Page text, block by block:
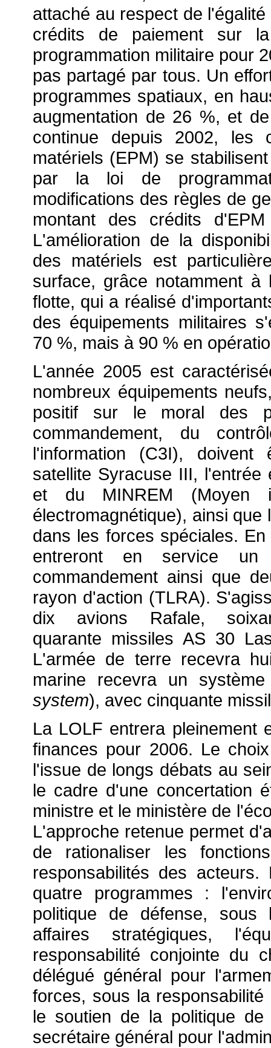
attaché au respect de
crédits de paiement sur
programmation militaire pour
pas partagé par tous. Un
programmes spatiaux, en
augmentation de 26 %, et
continue depuis 2002, les
matériels (EPM) se
par la loi de
modifications des règles de
montant des crédits
L'amélioration de la
des matériels est
surface, grâce notamment
flotte, qui a réalisé
des équipements militaires
70 %, mais à 90 % en
L'année 2005 est
nombreux équipements
positif sur le moral des
commandement, du
l'information (C3I),
satellite Syracuse III,
et du MINREM (Moyen
électromagnétique), ainsi
dans les forces spéciales.
entreront en service
commandement ainsi que
rayon d'action (TLRA).
dix avions Rafale,
quarante missiles AS 30
L'armée de terre recevra
marine recevra un
system), avec cinquante
La LOLF entrera pleinement
finances pour 2006. Le
l'issue de longs débats au
le cadre d'une concertation
ministre et le ministère de
L'approche retenue permet
de rationaliser les
responsabilités des
quatre programmes :
politique de défense, sous
affaires stratégiques,
responsabilité conjointe du
délégué général pour
forces, sous la
le soutien de la politique
secrétaire général pour